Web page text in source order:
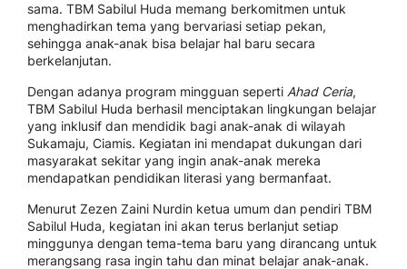
sama. TBM Sabilul Huda memang berkomitmen untuk
menghadirkan tema yang bervariasi setiap pekan,
sehingga anak-anak bisa belajar hal baru secara
berkelanjutan.
Dengan adanya program mingguan seperti Ahad Ceria,
TBM Sabilul Huda berhasil menciptakan lingkungan belajar
yang inklusif dan mendidik bagi anak-anak di wilayah
Sukamaju, Ciamis. Kegiatan ini mendapat dukungan dari
masyarakat sekitar yang ingin anak-anak mereka
mendapatkan pendidikan literasi yang bermanfaat.
Menurut Zezen Zaini Nurdin ketua umum dan pendiri TBM
Sabilul Huda, kegiatan ini akan terus berlanjut setiap
minggunya dengan tema-tema baru yang dirancang untuk
merangsang rasa ingin tahu dan minat belajar anak-anak.